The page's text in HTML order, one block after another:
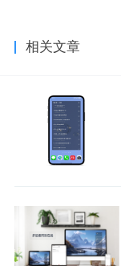
相关文章